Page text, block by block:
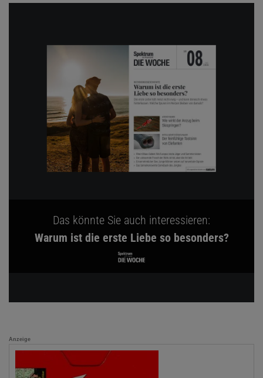
Das könnte Sie auch interessieren:
Warum ist die erste Liebe so besonders?
Anzeige